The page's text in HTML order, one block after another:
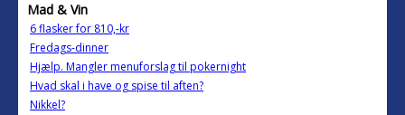
Mad & Vin
6 flasker for 810,-kr
Fredags-dinner
Hjælp. Mangler menuforslag til pokernight
Hvad skal i have og spise til aften?
Nikkel?